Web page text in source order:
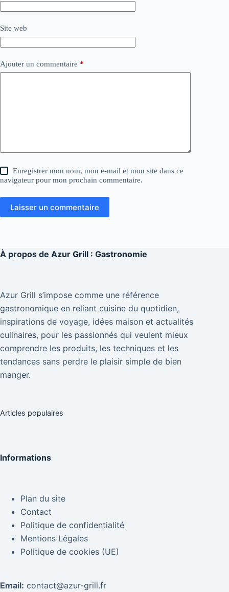
Site web
Ajouter un commentaire *
Enregistrer mon nom, mon e-mail et mon site dans ce
navigateur pour mon prochain commentaire.
Laisser un commentaire
À propos de Azur Grill : Gastronomie
Azur Grill s’impose comme une référence
gastronomique en reliant cuisine du quotidien,
inspirations de voyage, idées maison et actualités
culinaires, pour les passionnés qui veulent mieux
comprendre les produits, les techniques et les
tendances sans perdre le plaisir simple de bien
manger.
Articles populaires
Informations
Plan du site
Contact
Politique de confidentialité
Mentions Légales
Politique de cookies (UE)
Email: contact@azur-grill.fr